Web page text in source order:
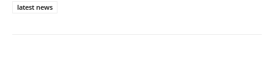
latest news